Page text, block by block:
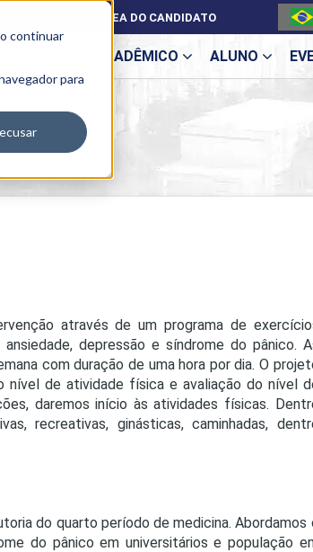
continuar
para
ACADÊMICO
MPHU
NIT
PROES
PROPEPE
PROED
ALUNO
ÁREA DO CANDIDATO
através de um programa de
depressão e síndrome do pânico.
com duração de uma hora por dia. O
nível de atividade física e avaliação do nível
daremos início às atividades físicas.
recreativas, ginásticas, caminhadas,
do quarto período de medicina. Abordamos
do pânico em universitários e população